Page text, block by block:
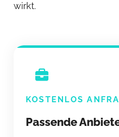
wirkt.
KOSTENLOS
Passende